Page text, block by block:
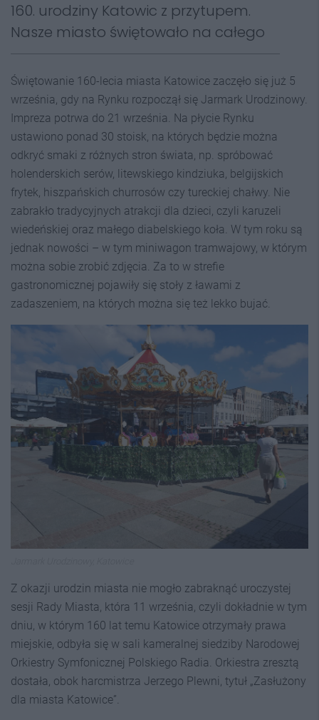
160. urodziny Katowic z przytupem.
Nasze miasto świętowało na całego
Świętowanie 160-lecia miasta Katowice zaczęło się już 5
września, gdy na Rynku rozpoczął się Jarmark Urodzinowy.
Impreza potrwa do 21 września. Na płycie Rynku
ustawiono ponad 30 stoisk, na których będzie można
odkryć smaki z różnych stron świata, np. spróbować
holenderskich serów, litewskiego kindziuka, belgijskich
frytek, hiszpańskich churrosów czy tureckiej chałwy. Nie
zabrakło tradycyjnych atrakcji dla dzieci, czyli karuzeli
wiedeńskiej oraz małego diabelskiego koła. W tym roku są
jednak nowości – w tym miniwagon tramwajowy, w którym
można sobie zrobić zdjęcia. Za to w strefie
gastronomicznej pojawiły się stoły z ławami z
zadaszeniem, na których można się też lekko bujać.
Z okazji urodzin miasta nie mogło zabraknąć uroczystej
sesji Rady Miasta, która 11 września, czyli dokładnie w tym
dniu, w którym 160 lat temu Katowice otrzymały prawa
miejskie, odbyła się w sali kameralnej siedziby Narodowej
Orkiestry Symfonicznej Polskiego Radia. Orkiestra zresztą
dostała, obok harcmistrza Jerzego Plewni, tytuł „Zasłużony
dla miasta Katowice”.